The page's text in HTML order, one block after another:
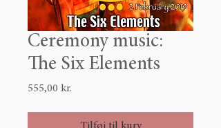
Ceremony music:
The Six Elements
555,00 kr.